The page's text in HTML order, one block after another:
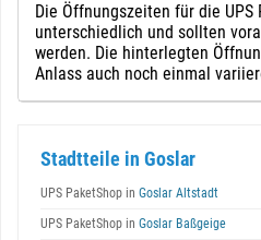
Die Öffnungszeiten für die UPS
unterschiedlich und sollten
werden. Die hinterlegten
Anlass auch noch einmal
Stadtteile in Goslar
UPS PaketShop in Goslar Altstadt
UPS PaketShop in Goslar Baßgeige